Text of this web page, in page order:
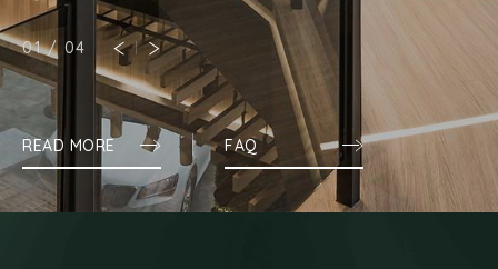
02/04
READ MORE FAQ